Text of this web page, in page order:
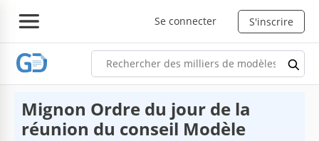
Se connecter S'inscrire
Mignon Ordre du jour de la
réunion du conseil Modèle